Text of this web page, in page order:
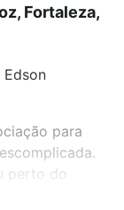
Fortaleza,
para
perto do